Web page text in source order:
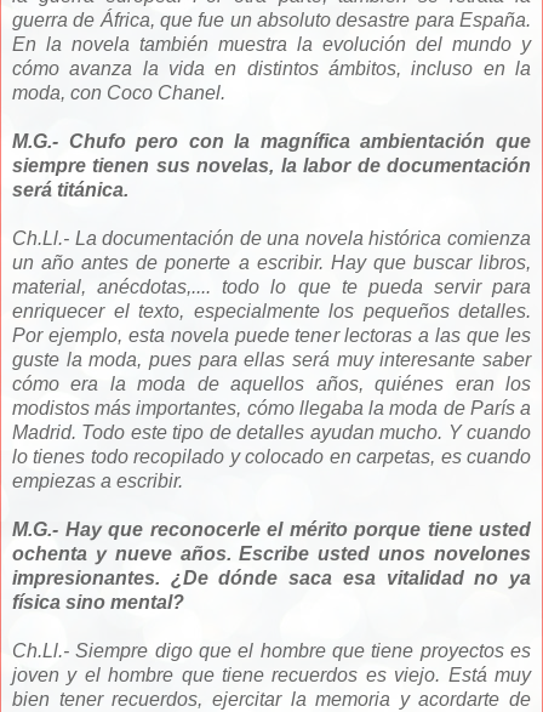
guerra de África, que fue un absoluto desastre para España.
En la novela también muestra la evolución del mundo y
cómo avanza la vida en distintos ámbitos, incluso en la
moda, con Coco Chanel.
M.G.- Chufo pero con la magnífica ambientación que
siempre tienen sus novelas, la labor de documentación
será titánica.
Ch.Ll.- La documentación de una novela histórica comienza
un año antes de ponerte a escribir. Hay que buscar libros,
material, anécdotas,.... todo lo que te pueda servir para
enriquecer el texto, especialmente los pequeños detalles.
Por ejemplo, esta novela puede tener lectoras a las que les
guste la moda, pues para ellas será muy interesante saber
cómo era la moda de aquellos años, quiénes eran los
modistos más importantes, cómo llegaba la moda de París a
Madrid. Todo este tipo de detalles ayudan mucho. Y cuando
lo tienes todo recopilado y colocado en carpetas, es cuando
empiezas a escribir.
M.G.- Hay que reconocerle el mérito porque tiene usted
ochenta y nueve años. Escribe usted unos novelones
impresionantes. ¿De dónde saca esa vitalidad no ya
física sino mental?
Ch.Ll.- Siempre digo que el hombre que tiene proyectos es
joven y el hombre que tiene recuerdos es viejo. Está muy
bien tener recuerdos, ejercitar la memoria y acordarte de